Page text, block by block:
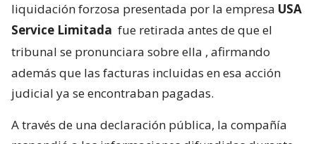
liquidación forzosa presentada por la empresa USA
Service Limitada fue retirada antes de que el
tribunal se pronunciara sobre ella , afirmando
además que las facturas incluidas en esa acción
judicial ya se encontraban pagadas.
A través de una declaración pública, la compañía